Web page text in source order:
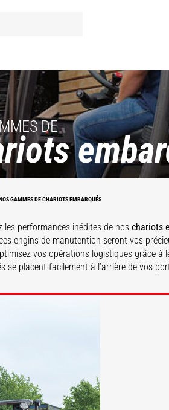
DE
GAMMES DE CHARIOTS EMBARQUÉS
les performances inédites de nos chariots
engins de manutention seront vos
vos opérations logistiques grâce
se placent facilement à l’arrière de vos
TMT